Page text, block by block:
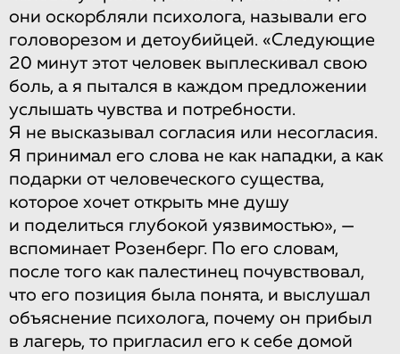
они оскорбляли психолога, называли его
головорезом и детоубийцей. «Следующие
20 минут этот человек выплескивал свою
боль, а я пытался в каждом предложении
услышать чувства и потребности.
Я не высказывал согласия или несогласия.
Я принимал его слова не как нападки, а как
подарки от человеческого существа,
которое хочет открыть мне душу
и поделиться глубокой уязвимостью», —
вспоминает Розенберг. По его словам,
после того как палестинец почувствовал,
что его позиция была понята, и выслушал
объяснение психолога, почему он прибыл
в лагерь, то пригласил его к себе домой